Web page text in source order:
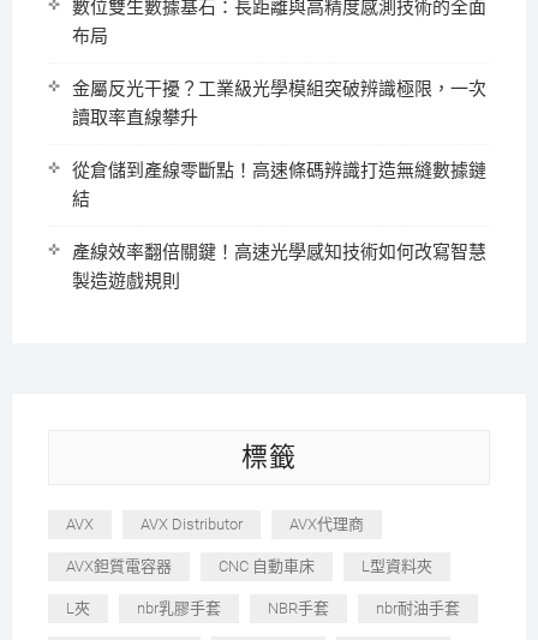
數位雙生數據基石：長距離與高精度感測技術的全面
布局
金屬反光干擾？工業級光學模組突破辨識極限，一次
讀取率直線攀升
從倉儲到產線零斷點！高速條碼辨識打造無縫數據鏈
結
產線效率翻倍關鍵！高速光學感知技術如何改寫智慧
製造遊戲規則
標籤
AVX AVX Distributor AVX代理商
AVX鉭質電容器 CNC 自動車床 L型資料夾
L夾 nbr乳膠手套 NBR手套 nbr耐油手套